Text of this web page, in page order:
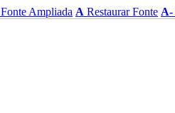
Fonte Ampliada A Restaurar Fonte A-